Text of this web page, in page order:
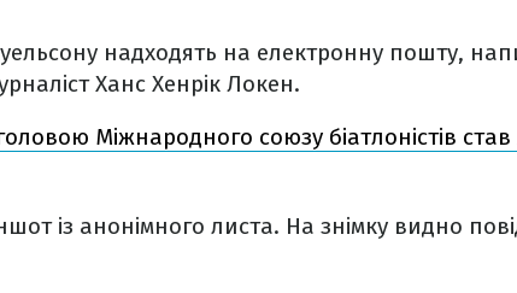
надходять на електронну пошту,
Ханс Хенрік Локен.
Міжнародного союзу біатлоністів
із анонімного листа. На знімку видно